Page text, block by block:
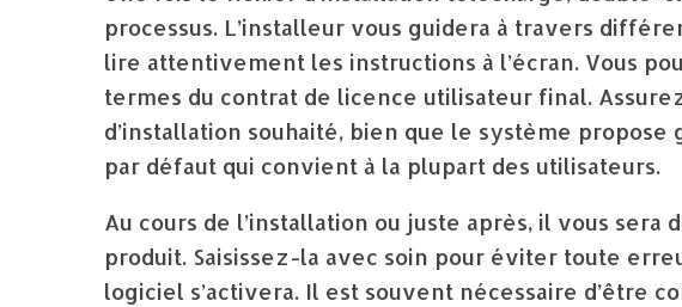
processus. L’installeur vous guidera à travers
lire attentivement les instructions à l’écran. Vous
termes du contrat de licence utilisateur final.
d’installation souhaité, bien que le système
par défaut qui convient à la plupart des utilisateurs.
Au cours de l’installation ou juste après, il vous sera
produit. Saisissez-la avec soin pour éviter toute
logiciel s’activera. Il est souvent nécessaire d’être